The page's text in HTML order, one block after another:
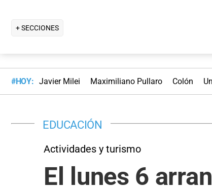
+ SECCIONES
#HOY: Javier Milei Maximiliano Pullaro Colón
EDUCACIÓN
Actividades y turismo
El lunes 6